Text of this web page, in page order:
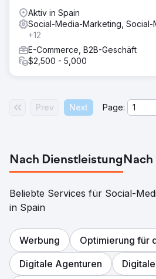
Aktiv in Spain
Social-Media-Marketing,
+12
E-Commerce, B2B-Geschäft
$2,500 - 5,000
Prev Next Page:
Nach DienstleistungNach
Beliebte Services für Social-
in Spain
Werbung Optimierung für
Digitale Agenturen